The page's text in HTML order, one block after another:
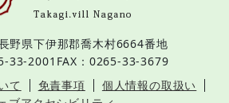
野県下伊那郡喬木村6664番地
33-2001 FAX：0265-33-3679
て
免責事項
個人情報の取扱い